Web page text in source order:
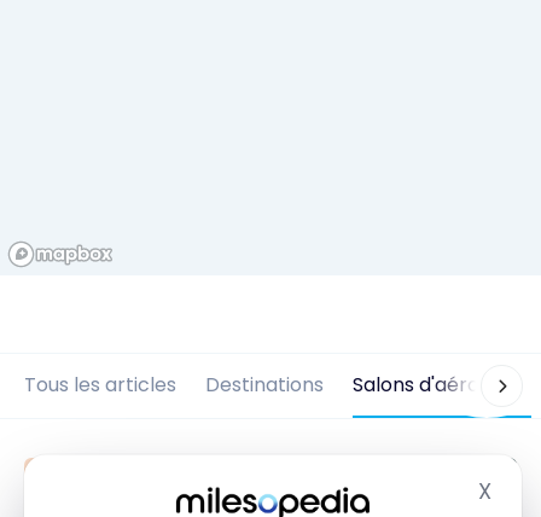
X
Tous les articles Destinations Salons d'aéroports